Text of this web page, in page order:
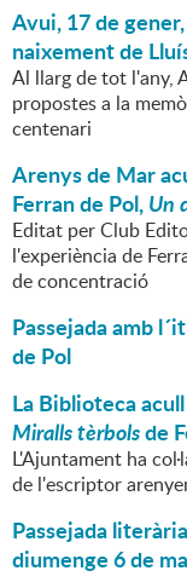
Avui, 17 de
naixement de
Al llarg de tot l'any,
propostes a la
centenari
Arenys de Mar
Ferran de Pol,Un
Editat per Club
l'experiència de
de concentració
Passejada amb
de Pol
La Biblioteca
Miralls tèrbolsde
L'Ajuntament ha
de l'escriptor
Passejada
diumenge 6 de